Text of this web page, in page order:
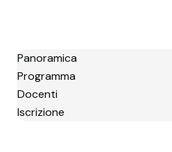
Panoramica
Programma
Docenti
Iscrizione